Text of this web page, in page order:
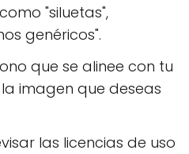
"siluetas",
genéricos".
que se alinee con tu
imagen que deseas
las licencias de uso